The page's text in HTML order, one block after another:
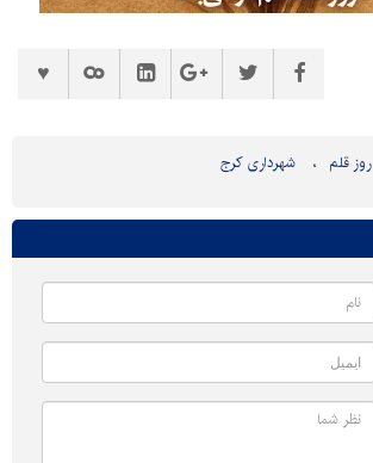
روز قلم شهرداری کرج